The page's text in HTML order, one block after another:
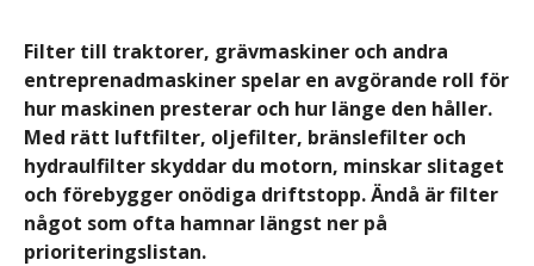
Filter till traktorer, grävmaskiner och andra
entreprenadmaskiner spelar en avgörande roll för
hur maskinen presterar och hur länge den håller.
Med rätt luftfilter, oljefilter, bränslefilter och
hydraulfilter skyddar du motorn, minskar slitaget
och förebygger onödiga driftstopp. Ändå är filter
något som ofta hamnar längst ner på
prioriteringslistan.